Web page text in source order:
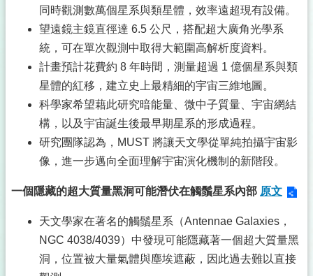
同時觀測數萬個星系與類星體，效率遠超現有設備。
望遠鏡主鏡直徑達 6.5 公尺，搭配超大廣角光學系
統，可在單次觀測中取得大範圍高解析度資料。
計畫預計花費約 8 年時間，測量超過 1 億個星系與類
星體的紅移，建立史上最精細的宇宙三維地圖。
科學家希望藉此研究暗能量、微中子質量、宇宙網結
構，以及宇宙誕生後最早期星系的形成過程。
研究團隊認為，MUST 將讓天文學從單純拍攝宇宙影
像，進一步邁向全面理解宇宙演化機制的新階段。
一個隱藏的超大質量黑洞可能潛伏在觸鬚星系內部 原文
天文學家在著名的觸鬚星系（Antennae Galaxies，
NGC 4038/4039）中發現可能隱藏著一個超大質量黑
洞，位置被大量氣體與塵埃遮蔽，因此過去難以直接